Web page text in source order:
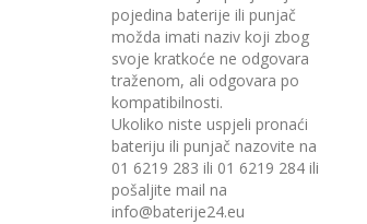
pojedina baterije ili punjač
možda imati naziv koji zbog
svoje kratkoće ne odgovara
traženom, ali odgovara po
kompatibilnosti.
Ukoliko niste uspjeli pronaći
bateriju ili punjač nazovite na
01 6219 283 ili 01 6219 284 ili
pošaljite mail na
info@baterije24.eu